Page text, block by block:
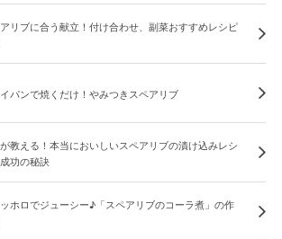
リブに合う献立！付け合わせ、副菜おすすめレシピ
パンで焼くだけ！やみつきスペアリブ
教える！本当においしいスペアリブの漬け込みレシ
功の秘訣
ホロでジューシー♪「スペアリブのコーラ煮」の作